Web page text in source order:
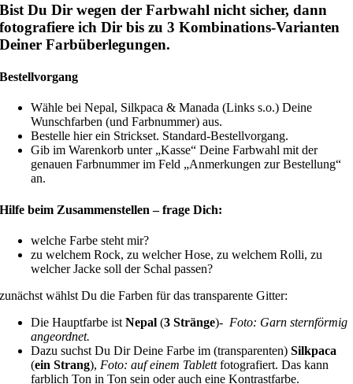
Bist Du Dir wegen der Farbwahl nicht sicher, dann
fotografiere ich Dir bis zu 3 Kombinations-Varianten
Deiner Farbüberlegungen.
Bestellvorgang
Wähle bei Nepal, Silkpaca & Manada (Links s.o.) Deine
Wunschfarben (und Farbnummer) aus.
Bestelle hier ein Strickset. Standard-Bestellvorgang.
Gib im Warenkorb unter „Kasse“ Deine Farbwahl mit der
genauen Farbnummer im Feld „Anmerkungen zur Bestellung“
an.
Hilfe beim Zusammenstellen – frage Dich:
welche Farbe steht mir?
zu welchem Rock, zu welcher Hose, zu welchem Rolli, zu
welcher Jacke soll der Schal passen?
zunächst wählst Du die Farben für das transparente Gitter:
Die Hauptfarbe ist Nepal (3 Stränge)- Foto: Garn sternförmig
angeordnet.
Dazu suchst Du Dir Deine Farbe im (transparenten) Silkpaca
(ein Strang), Foto: auf einem Tablettfotografiert. Das kann
farblich Ton in Ton sein oder auch eine Kontrastfarbe.